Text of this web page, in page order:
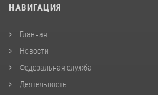
НАВИГАЦИЯ
Главная
Новости
Федеральная служба
Деятельность